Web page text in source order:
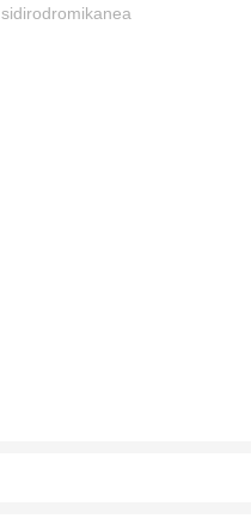
sidirodromikanea